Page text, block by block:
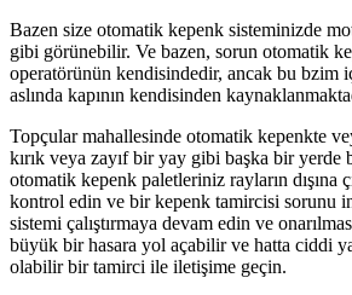
Bazen size otomatik kepenk sisteminizde
gibi görünebilir. Ve bazen, sorun otomatik
operatörünün kendisindedir, ancak bu bzim
aslında kapının kendisinden
Topçular mahallesinde otomatik kepenkte
kırık veya zayıf bir yay gibi başka bir yerde
otomatik kepenk paletleriniz rayların dışına
kontrol edin ve bir kepenk tamircisi sorunu
sistemi çalıştırmaya devam edin ve
büyük bir hasara yol açabilir ve hatta ciddi
olabilir bir tamirci ile iletişime geçin.